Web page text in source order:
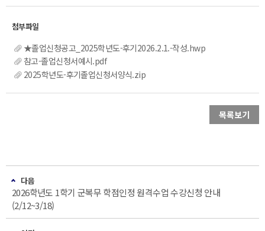
★졸업신청공고_2025학년도-후기2026.2.1.-작성.hwp
참고-졸업신청서예시.pdf
2025학년도-후기졸업신청서양식.zip
목록보기
다음
2026학년도 1학기 군복무 학점인정 원격수업 수강신청 안내
(2/12~3/18)